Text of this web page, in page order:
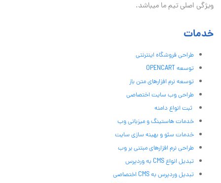
ویژگی اصلی تیم ما میباشد.
خدمات
طراحی فروشگاه اینترنتی
توسعه OPENCART
توسعه نرم افزارهای متن باز
طراحی وب سایت اختصاصی
ثبت انواع دامنه
خدمات هاستینگ و میزبانی وب
خدمات سئو و بهینه سازی سایت
طراحی نرم افزارهای مبتنی بر وب
تبدیل انواع CMS به وردپرس
تبدیل وردپرس به CMS اختصاصی